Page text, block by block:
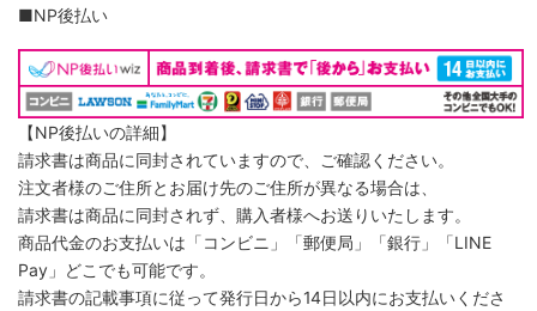
■NP後払い
【NP後払いの詳細】
請求書は商品に同封されていますので、ご確認ください。
注文者様のご住所とお届け先のご住所が異なる場合は、
請求書は商品に同封されず、購入者様へお送りいたします。
商品代金のお支払いは「コンビニ」「郵便局」「銀行」「LINE
Pay」どこでも可能です。
請求書の記載事項に従って発行日から14日以内にお支払いくださ